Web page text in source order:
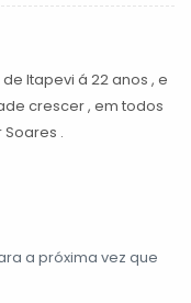
Itapevi á 22 anos , e
crescer , em todos
.
a próxima vez que